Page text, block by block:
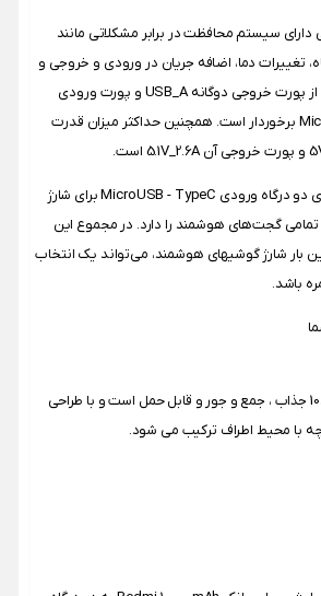
دارای سیستم محافظت در برابر مشکلاتی مانند
تغییرات دما، اضافه جریان در ورودی و خروجی و
غیره است. این پاور بانک از پورت خروجی دوگانه USB_A و پورت ورودی
دوگانه USB-C و MicroUSB برخوردار است. همچنین حداکثر میزان قدرت
به علاوه این دستگاه دارای دو درگاه ورودی MicroUSB - TypeC برای شارژ
تمامی گجت‌های هوشمند را دارد. در مجموع این
بار شارژ گوشیهای هوشمند، می‌تواند یک انتخاب
باشد.
پاور بانک ردمی 10،000mAh جذاب ، جمع و جور و قابل حمل است و با طراحی
با محیط اطراف ترکیب می شود.